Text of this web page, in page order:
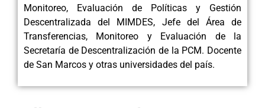
Monitoreo, Evaluación de Políticas y Gestión
Descentralizada del MIMDES, Jefe del Área de
Transferencias, Monitoreo y Evaluación de la
Secretaría de Descentralización de la PCM. Docente
de San Marcos y otras universidades del país.